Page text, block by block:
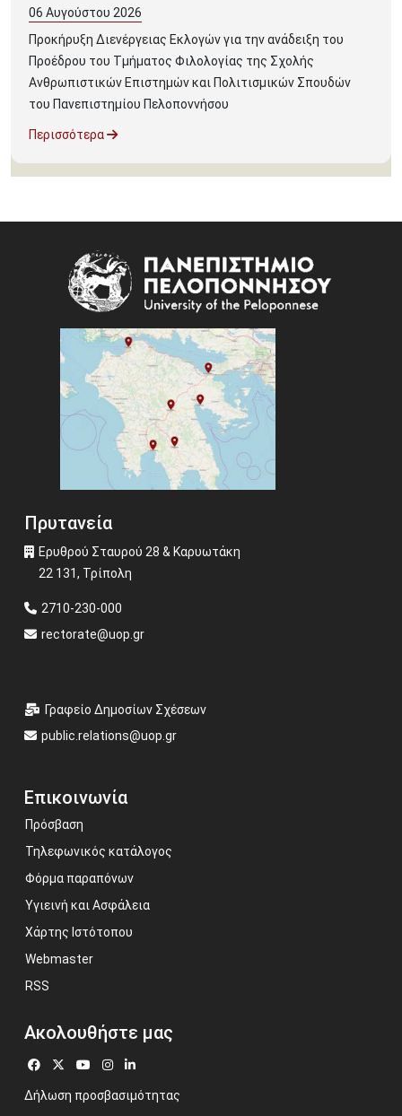
06 Αυγούστου 2026
Προκήρυξη Διενέργειας Εκλογών για την ανάδειξη του
Προέδρου του Τμήματος Φιλολογίας της Σχολής
Ανθρωπιστικών Επιστημών και Πολιτισμικών Σπουδών
του Πανεπιστημίου Πελοποννήσου
Περισσότερα
Πρυτανεία
Ερυθρού Σταυρού 28 & Καρυωτάκη
22 131, Τρίπολη
2710-230-000
rectorate@uop.gr
Γραφείο Δημοσίων Σχέσεων
public.relations@uop.gr
Επικοινωνία
Πρόσβαση
Τηλεφωνικός κατάλογος
Φόρμα παραπόνων
Υγιεινή και Ασφάλεια
Χάρτης Ιστότοπου
Webmaster
RSS
Ακολουθήστε μας
Δήλωση προσβασιμότητας